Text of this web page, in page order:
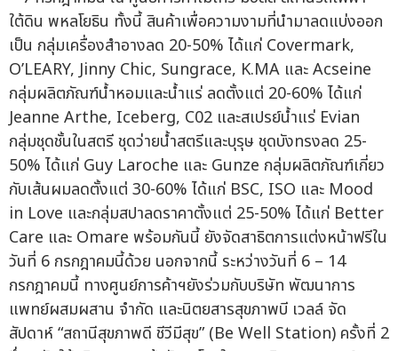
ใต้ดิน พหลโยธิน ทั้งนี้ สินค้าเพื่อความงามที่นำมาลดแบ่งออก
เป็น กลุ่มเครื่องสำอางลด 20-50% ได้แก่ Covermark,
O’LEARY, Jinny Chic, Sungrace, K.MA และ Acseine
กลุ่มผลิตภัณฑ์น้ำหอมและน้ำแร่ ลดตั้งแต่ 20-60% ได้แก่
Jeanne Arthe, Iceberg, C02 และสเปรย์น้ำแร่ Evian
กลุ่มชุดชั้นในสตรี ชุดว่ายน้ำสตรีและบุรุษ ชุดบังทรงลด 25-
50% ได้แก่ Guy Laroche และ Gunze กลุ่มผลิตภัณฑ์เกี่ยว
กับเส้นผมลดตั้งแต่ 30-60% ได้แก่ BSC, ISO และ Mood
in Love และกลุ่มสปาลดราคาตั้งแต่ 25-50% ได้แก่ Better
Care และ Omare พร้อมกันนี้ ยังจัดสาธิตการแต่งหน้าฟรีใน
วันที่ 6 กรกฎาคมนี้ด้วย นอกจากนี้ ระหว่างวันที่ 6 – 14
กรกฎาคมนี้ ทางศูนย์การค้าฯยังร่วมกับบริษัท พัฒนาการ
แพทย์ผสมผสาน จำกัด และนิตยสารสุขภาพบี เวลล์ จัด
สัปดาห์ “สถานีสุขภาพดี ชีวีมีสุข” (Be Well Station) ครั้งที่ 2